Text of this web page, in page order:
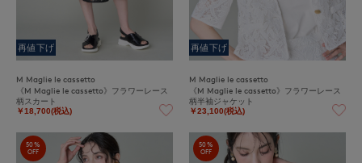
再値下げ
M Maglie le cassetto
《M Maglie le cassetto》フラワーレース
柄スカート
￥18,700(税込)
再値下げ
M Maglie le cassetto
《M Maglie le cassetto》フラワーレース
柄半袖ジャケット
￥23,100(税込)
50%
OFF
50%
OFF